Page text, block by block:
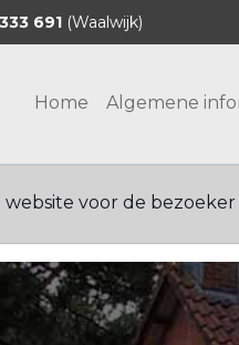
691 (Waalwijk)
Home Algemene
voor de